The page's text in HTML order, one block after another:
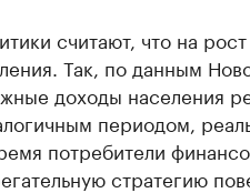
считают, что на
Так, по данным
доходы населения
периодом,
потребители
стратегию